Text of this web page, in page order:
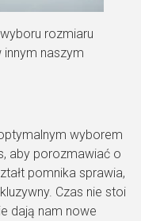
rozmiaru
naszym
wyborem
aby porozmawiać o
pomnika sprawia,
Czas nie stoi
dają nam nowe